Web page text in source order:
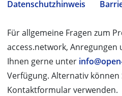
Datenschutzhinweis
Für allgemeine Fragen zum
access.network,
Ihnen gerne unter
Verfügung. Alternativ können
Kontaktformular verwenden.